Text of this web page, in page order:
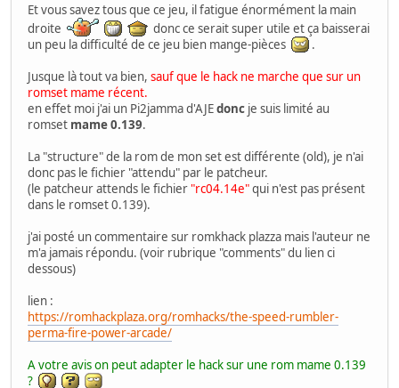
Et vous savez tous que ce jeu, il fatigue énormément la main
droite
donc ce serait super utile et ça baisserai
un peu la difficulté de ce jeu bien mange-pièces
.
Jusque là tout va bien, sauf que le hack ne marche que sur un
romset mame récent.
en effet moi j'ai un Pi2jamma d'AJEdonc je suis limité au
romset mame 0.139.
La "structure" de la rom de mon set est différente (old), je n'ai
donc pas le fichier "attendu" par le patcheur.
(le patcheur attends le fichier"rc04.14e"qui n'est pas présent
dans le romset 0.139).
j'ai posté un commentaire sur romkhack plazza mais l'auteur ne
m'a jamais répondu. (voir rubrique "comments" du lien ci
dessous)
lien :
https://romhackplaza.org/romhacks/the-speed-rumbler-
perma-fire-power-arcade/
A votre avis on peut adapter le hack sur une rom mame 0.139
?